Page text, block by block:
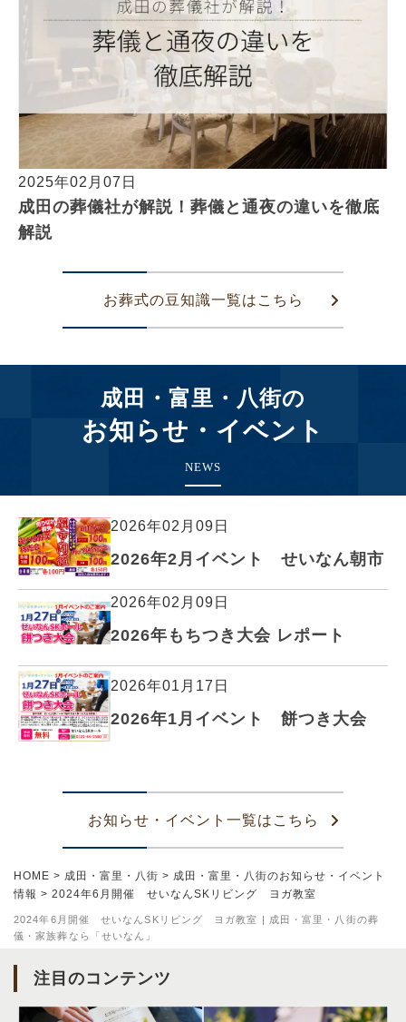
2024年6月開催 せいなんSKリビング ヨガ教室 | 成田・富里・八街の葬
儀・家族葬なら「せいなん」
2025年02月07日
成田の葬儀社が解説！葬儀と通夜の違いを徹底
解説
お葬式の豆知識一覧はこちら
成田・富里・八街の
お知らせ・イベント
NEWS
2026年02月09日
2026年2月イベント せいなん朝市
2026年02月09日
2026年もちつき大会 レポート
2026年01月17日
2026年1月イベント 餅つき大会
お知らせ・イベント一覧はこちら
HOME > 成田・富里・八街 > 成田・富里・八街のお知らせ・イベント
情報 > 2024年6月開催 せいなんSKリビング ヨガ教室
注目のコンテンツ